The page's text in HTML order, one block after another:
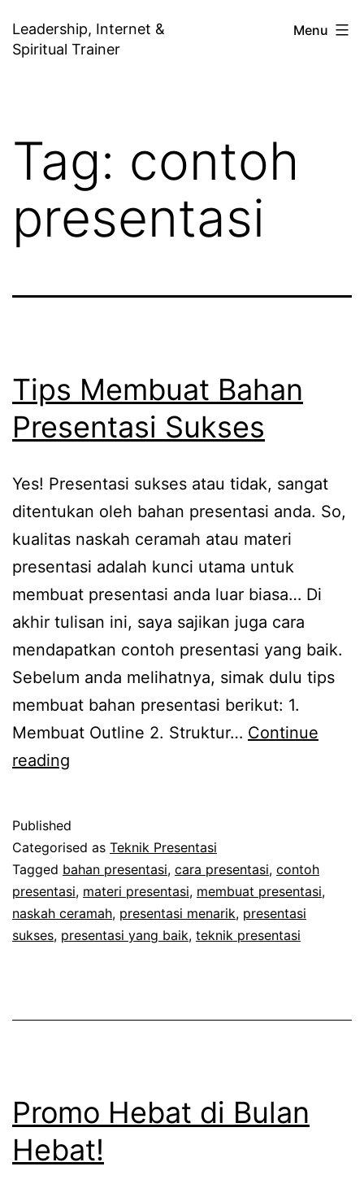
to
Leadership, Internet &
Spiritual Trainer
Menu
Tag: contoh
presentasi
Tips Membuat Bahan
Presentasi Sukses
Yes! Presentasi sukses atau tidak, sangat
ditentukan oleh bahan presentasi anda. So,
kualitas naskah ceramah atau materi
presentasi adalah kunci utama untuk
membuat presentasi anda luar biasa… Di
akhir tulisan ini, saya sajikan juga cara
mendapatkan contoh presentasi yang baik.
Sebelum anda melihatnya, simak dulu tips
membuat bahan presentasi berikut: 1.
Membuat Outline 2. Struktur… Continue
reading
Presentasi
Sukses
Published
Categorised as Teknik Presentasi
Tagged bahan presentasi, cara presentasi, contoh
presentasi, materi presentasi, membuat presentasi,
naskah ceramah, presentasi menarik, presentasi
sukses, presentasi yang baik, teknik presentasi
Promo Hebat di Bulan
Hebat!